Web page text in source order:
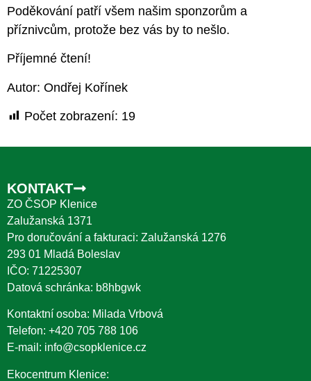
Poděkování patří všem našim sponzorům a
příznivcům, protože bez vás by to nešlo.
Příjemné čtení!
Autor: Ondřej Kořínek
Počet zobrazení: 19
KONTAKT
ZO ČSOP Klenice
Zalužanská 1371
Pro doručování a fakturaci: Zalužanská 1276
293 01 Mladá Boleslav
IČO: 71225307
Datová schránka: b8hbgwk
Kontaktní osoba: Milada Vrbová
Telefon: +420 705 788 106
E-mail: info@csopklenice.cz
Ekocentrum Klenice: